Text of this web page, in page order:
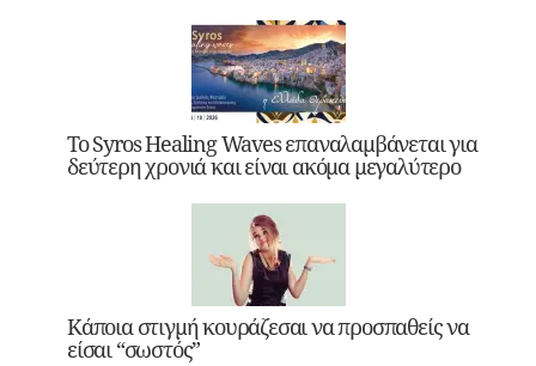
Το Syros Healing Waves επαναλαμβάνεται για
δεύτερη χρονιά και είναι ακόμα μεγαλύτερο
Κάποια στιγμή κουράζεσαι να προσπαθείς να
είσαι “σωστός”